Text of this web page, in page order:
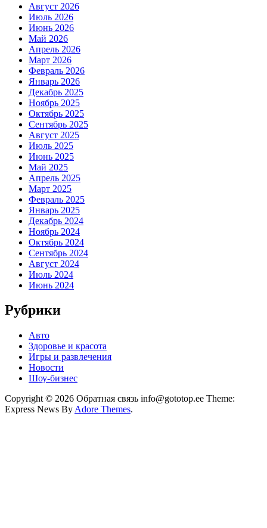
Август 2026
Июль 2026
Июнь 2026
Май 2026
Апрель 2026
Март 2026
Февраль 2026
Январь 2026
Декабрь 2025
Ноябрь 2025
Октябрь 2025
Сентябрь 2025
Август 2025
Июль 2025
Июнь 2025
Май 2025
Апрель 2025
Март 2025
Февраль 2025
Январь 2025
Декабрь 2024
Ноябрь 2024
Октябрь 2024
Сентябрь 2024
Август 2024
Июль 2024
Июнь 2024
Рубрики
Авто
Здоровье и красота
Игры и развлечения
Новости
Шоу-бизнес
Copyright © 2026 Обратная связь info@gototop.ee Theme:
Express News By Adore Themes.